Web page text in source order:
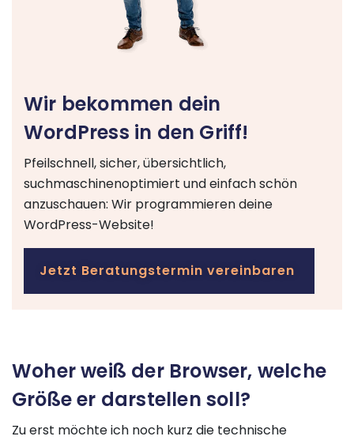
Wir bekommen dein
WordPress in den Griff!
Pfeilschnell, sicher, übersichtlich,
suchmaschinenoptimiert und einfach schön
anzuschauen: Wir programmieren deine
WordPress-Website!
Jetzt Beratungstermin vereinbaren
Woher weiß der Browser, welche
Größe er darstellen soll?
Zu erst möchte ich noch kurz die technische